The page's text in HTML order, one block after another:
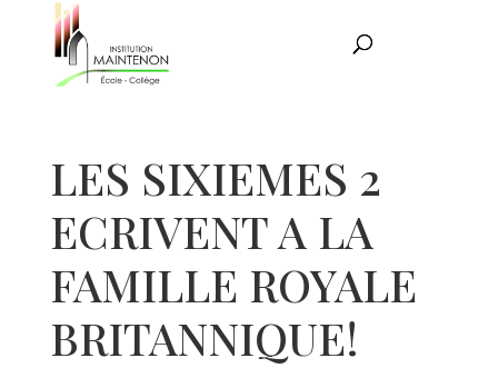
LES SIXIEMES 2
ECRIVENT A LA
FAMILLE ROYALE
BRITANNIQUE!